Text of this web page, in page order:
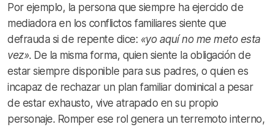
Por ejemplo, la persona que siempre ha ejercido de
mediadora en los conflictos familiares siente que
defrauda si de repente dice: «yo aquí no me meto esta
vez». De la misma forma, quien siente la obligación de
estar siempre disponible para sus padres, o quien es
incapaz de rechazar un plan familiar dominical a pesar
de estar exhausto, vive atrapado en su propio
personaje. Romper ese rol genera un terremoto interno,